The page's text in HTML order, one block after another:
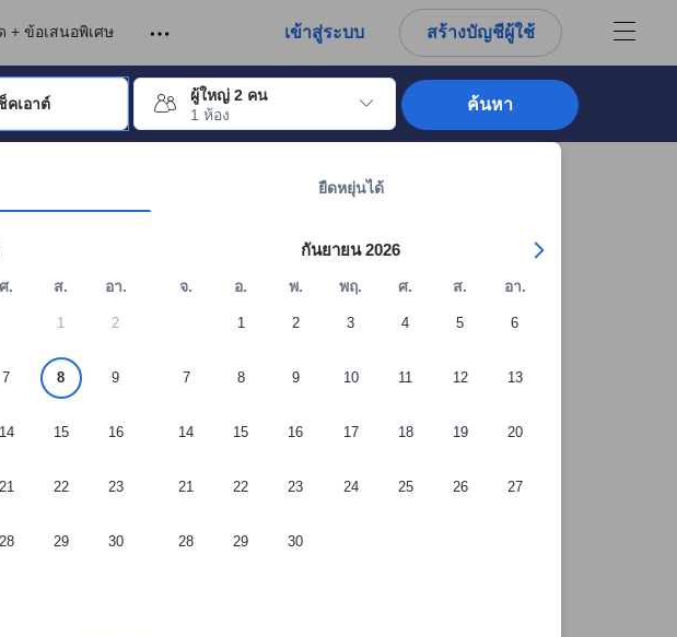
+ ข้อเสนอพิเศษ เข้าสู่ระบบ สร้างบัญชีผู้ใช้
พื่อเลือก
คเอาต์
ผู้ใหญ่ 2 คน
1 ห้อง
วันเช็คอินและเช็คเอาต์ เมื่อไปถึงวันเช็คอินที่ต้องการ ให้กดปุ่ม Enter เพื่อเลือกวันเช็คอินดังกล่าว ทำซ้ำขั้นตอ
ยืดหยุ่นได้
ศ. ส. อา.
1 2
7 8 9
14 15 16
21 22 23
28 29 30
กันยายน 2026
จ. อ. พ. พฤ. ศ. ส. อา.
1 2 3 4 5 6
7 8 9 10 11 12 13
14 15 16 17 18 19 20
21 22 23 24 25 26 27
28 29 30
ค้นหา
+84 รูปภาพจากผู้เข้าพัก
นอโกด้า จึงมาจากประสบการณ์ตรงของผู้เข้าพักอย่างแท้จริง